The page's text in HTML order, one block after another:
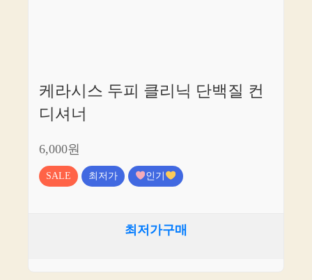
케라시스 두피 클리닉 단백질 컨
디셔너
6,000원
SALE 최저가 인기
최저가구매